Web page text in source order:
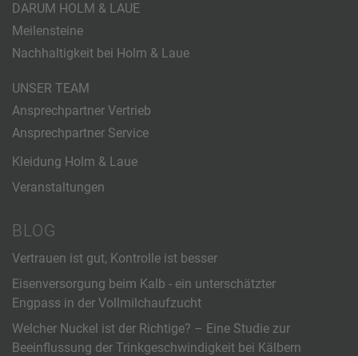
DARUM HOLM & LAUE
Meilensteine
Nachhaltigkeit bei Holm & Laue
UNSER TEAM
Ansprechpartner Vertrieb
Ansprechpartner Service
Kleidung Holm & Laue
Veranstaltungen
BLOG
Vertrauen ist gut, Kontrolle ist besser
Eisenversorgung beim Kalb - ein unterschätzter
Engpass in der Vollmilchaufzucht
Welcher Nuckel ist der Richtige? – Eine Studie zur
Beeinflussung der Trinkgeschwindigkeit bei Kälbern